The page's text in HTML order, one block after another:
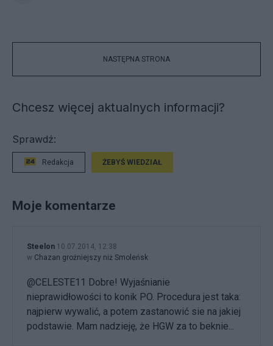
NASTĘPNA STRONA
Chcesz więcej aktualnych informacji?
Sprawdź:
Redakcja ŻEBYŚ WIEDZIAŁ
Moje komentarze
Steelon 10.07.2014, 12:38
w Chazan groźniejszy niż Smoleńsk
@CELESTE11 Dobre! Wyjaśnianie
nieprawidłowości to konik PO. Procedura jest taka:
najpierw wywalić, a potem zastanowić sie na jakiej
podstawie. Mam nadzieję, że HGW za to beknie...